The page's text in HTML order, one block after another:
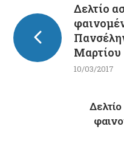
Δελτίο
Μαρτίου
10/03/2017